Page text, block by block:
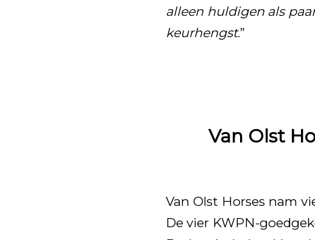
alleen huldigen als
keurhengst.”
Van Olst
Van Olst Horses nam
De vier KWPN-